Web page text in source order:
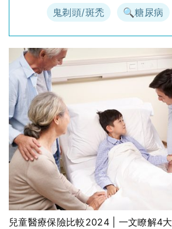
鬼剃頭/斑禿 🔍糖尿病
兒童醫療保險比較2024 | 一文瞭解4